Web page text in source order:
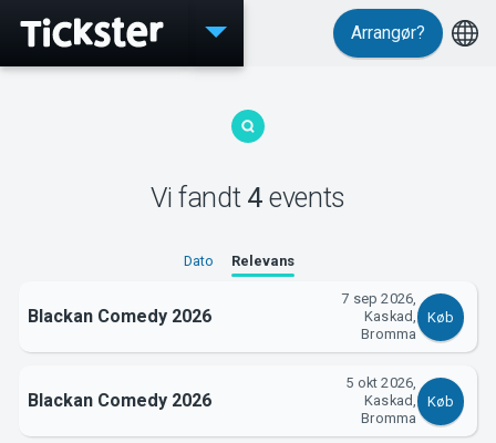
Events
Support
Arrangør?
Vi fandt 4 events
Dato Relevans
Blackan Comedy 2026
7 sep 2026,
Kaskad,
Bromma
Køb
Blackan Comedy 2026
5 okt 2026,
Kaskad,
Bromma
Køb